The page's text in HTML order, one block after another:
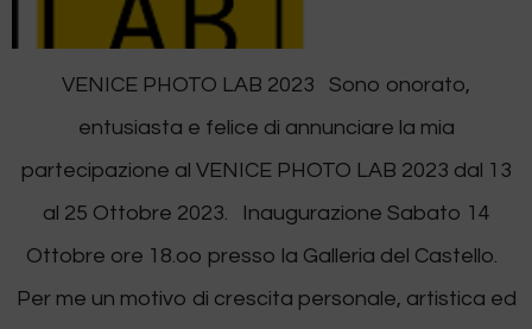
VENICE PHOTO LAB 2023 Sono onorato,
entusiasta e felice di annunciare la mia
partecipazione al VENICE PHOTO LAB 2023 dal 13
al 25 Ottobre 2023. Inaugurazione Sabato 14
Ottobre ore 18.oo presso la Galleria del Castello.
Per me un motivo di crescita personale, artistica ed